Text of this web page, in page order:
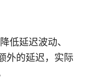
低延迟波动、
外的延迟，实际